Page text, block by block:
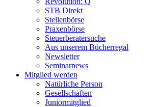
STB Direkt
Stellenbörse
Praxenbörse
Steuerberatersuche
Aus unserem Bücherregal
Newsletter
Seminarnews
Mitglied werden
Natürliche Person
Gesellschaften
Juniormitglied